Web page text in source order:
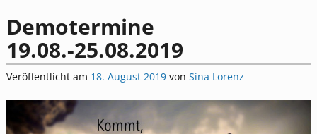
Demotermine
19.08.-25.08.2019
Veröffentlicht am 18. August 2019 von Sina Lorenz